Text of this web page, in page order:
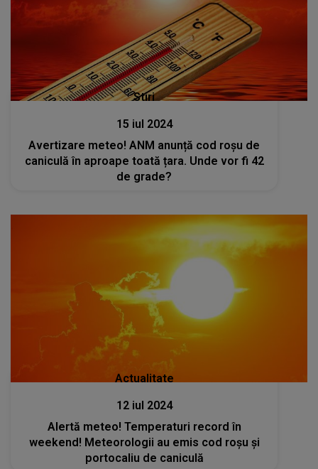
Stiri
15 iul 2024
Avertizare meteo! ANM anunță cod roșu de
caniculă în aproape toată țara. Unde vor fi 42
de grade?
Actualitate
12 iul 2024
Alertă meteo! Temperaturi record în
weekend! Meteorologii au emis cod roșu și
portocaliu de caniculă